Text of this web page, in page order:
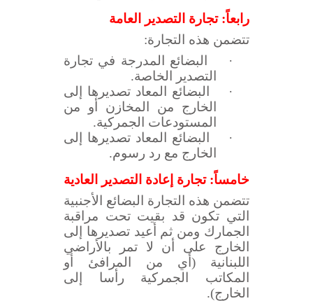
رابعاً: تجارة التصدير العامة
تتضمن هذه التجارة:
·
البضائع المدرجة في تجارة
التصدير الخاصة.
·
البضائع المعاد تصديرها إلى
الخارج من المخازن أو من
المستودعات الجمركية.
·
البضائع المعاد تصديرها إلى
الخارج مع رد رسوم.
خامساً: تجارة إعادة التصدير العادية
تتضمن هذه التجارة البضائع الأجنبية
التي تكون قد بقيت تحت مراقبة
الجمارك ومن ثم أعيد تصديرها إلى
الخارج على أن لا تمر بالأراضي
اللبنانية (أي من المرافئ أو
المكاتب الجمركية رأسا إلى
الخارج).